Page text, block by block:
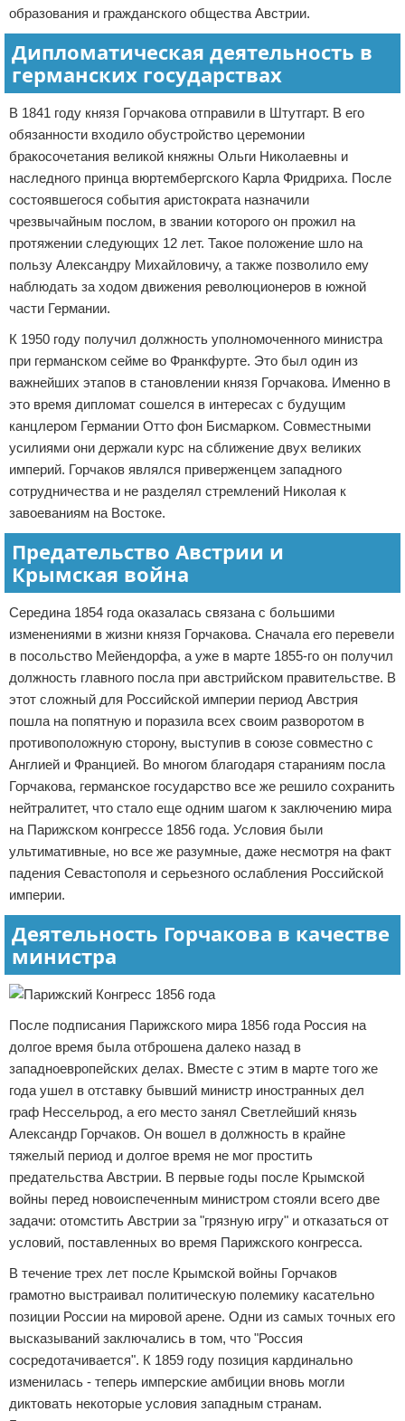
образования и гражданского общества Австрии.
Дипломатическая деятельность в
германских государствах
В 1841 году князя Горчакова отправили в Штутгарт. В его
обязанности входило обустройство церемонии
бракосочетания великой княжны Ольги Николаевны и
наследного принца вюртембергского Карла Фридриха. После
состоявшегося события аристократа назначили
чрезвычайным послом, в звании которого он прожил на
протяжении следующих 12 лет. Такое положение шло на
пользу Александру Михайловичу, а также позволило ему
наблюдать за ходом движения революционеров в южной
части Германии.
К 1950 году получил должность уполномоченного министра
при германском сейме во Франкфурте. Это был один из
важнейших этапов в становлении князя Горчакова. Именно в
это время дипломат сошелся в интересах с будущим
канцлером Германии Отто фон Бисмарком. Совместными
усилиями они держали курс на сближение двух великих
империй. Горчаков являлся приверженцем западного
сотрудничества и не разделял стремлений Николая к
завоеваниям на Востоке.
Предательство Австрии и
Крымская война
Середина 1854 года оказалась связана с большими
изменениями в жизни князя Горчакова. Сначала его перевели
в посольство Мейендорфа, а уже в марте 1855-го он получил
должность главного посла при австрийском правительстве. В
этот сложный для Российской империи период Австрия
пошла на попятную и поразила всех своим разворотом в
противоположную сторону, выступив в союзе совместно с
Англией и Францией. Во многом благодаря стараниям посла
Горчакова, германское государство все же решило сохранить
нейтралитет, что стало еще одним шагом к заключению мира
на Парижском конгрессе 1856 года. Условия были
ультимативные, но все же разумные, даже несмотря на факт
падения Севастополя и серьезного ослабления Российской
империи.
Деятельность Горчакова в качестве
министра
После подписания Парижского мира 1856 года Россия на
долгое время была отброшена далеко назад в
западноевропейских делах. Вместе с этим в марте того же
года ушел в отставку бывший министр иностранных дел
граф Нессельрод, а его место занял Светлейший князь
Александр Горчаков. Он вошел в должность в крайне
тяжелый период и долгое время не мог простить
предательства Австрии. В первые годы после Крымской
войны перед новоиспеченным министром стояли всего две
задачи: отомстить Австрии за "грязную игру" и отказаться от
условий, поставленных во время Парижского конгресса.
В течение трех лет после Крымской войны Горчаков
грамотно выстраивал политическую полемику касательно
позиции России на мировой арене. Одни из самых точных его
высказываний заключались в том, что "Россия
сосредотачивается". К 1859 году позиция кардинально
изменилась - теперь имперские амбиции вновь могли
диктовать некоторые условия западным странам.